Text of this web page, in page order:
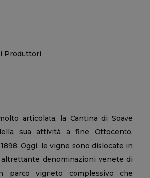
Produttori
articolata, la Cantina di Soave
sua attività a fine Ottocento,
Oggi, le vigne sono dislocate in
denominazioni venete di
parco vigneto complessivo che